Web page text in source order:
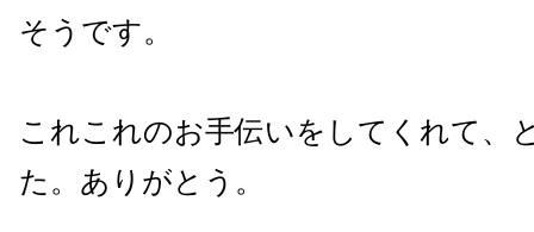
そうです。
これこれのお手伝いをしてくれて、
た。ありがとう。